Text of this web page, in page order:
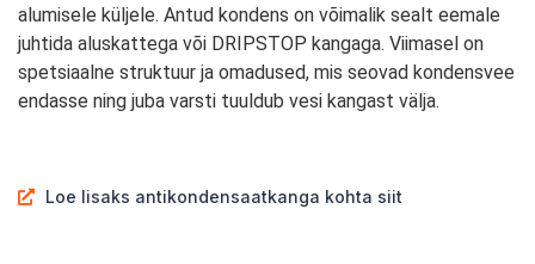
alumisele küljele. Antud kondens on võimalik sealt eemale
juhtida aluskattega või DRIPSTOP kangaga. Viimasel on
spetsiaalne struktuur ja omadused, mis seovad kondensvee
endasse ning juba varsti tuuldub vesi kangast välja.
Loe lisaks antikondensaatkanga kohta siit